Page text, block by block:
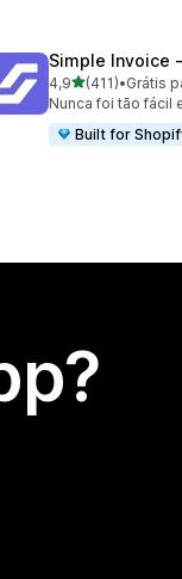
Simple Invoice
4,9de 5 estrelas
(411)
411 avaliações ao
•Grátis
Nunca foi tão fácil
Built for